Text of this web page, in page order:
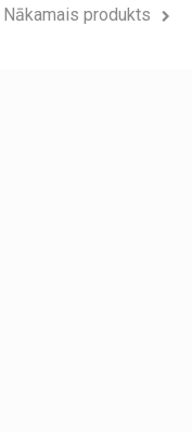
Nākamais produkts